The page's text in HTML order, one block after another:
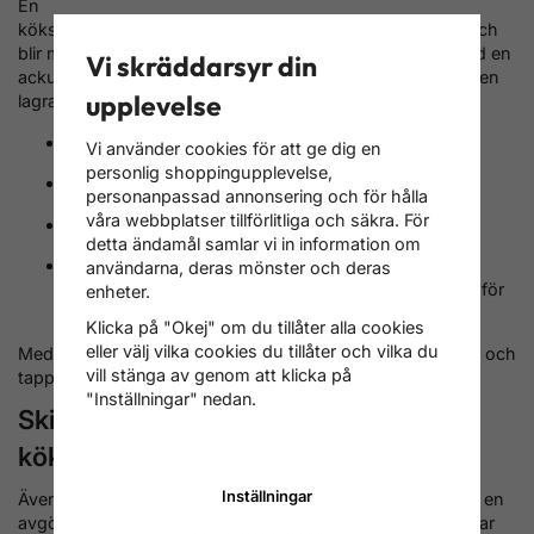
En
kökspanna levererar sin bästa effekt och verkningsgrad och
blir mycket miljövänligare när den arbetar tillsammans med en
ackumulatortank på cirka 300-500 liter. Ackumulatortanken
lagrar värmen från kökspannan och gör att du får:
färre eldningstillfällen
jämnare värme i huset
bättre kontroll över inomhusklimatet
möjlighet att integrera
elpatron och varmvattenslinga/varmvattenberedare för
Med en sådan lösning kan kökspannan värma både huset och
tappvarmvattnet på ett mycket energieffektivt sätt.
Skillnaden på en vattenmantlad
kökspanna och en vedspis
Även om begreppen ofta används om vartannat, finns det en
avgörande skillnad i konstruktion och syfte: vart värmen tar
Vi skräddarsyr din
upplevelse
Vi använder cookies för att ge dig en
personlig shoppingupplevelse,
personanpassad annonsering och för hålla
våra webbplatser tillförlitliga och säkra. För
detta ändamål samlar vi in information om
användarna, deras mönster och deras
enheter.
Klicka på "Okej" om du tillåter alla cookies
eller välj vilka cookies du tillåter och vilka du
vill stänga av genom att klicka på
"Inställningar" nedan.
Inställningar